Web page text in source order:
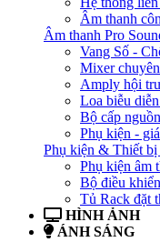
Âm thanh
Âm thanh Pro
Vang Số -
Mixer
Amply hội
Loa biễu
Bộ cấp
Phụ kiện -
Phụ kiện & Thiết
Phụ kiện âm
Bộ điều
Tủ Rack đặt
HÌNH ẢNH
ÁNH SÁNG